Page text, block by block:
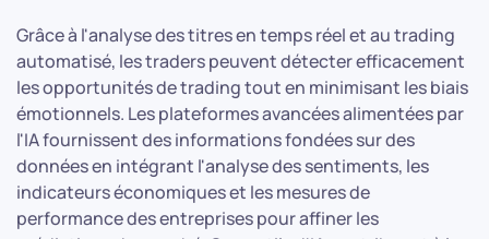
Grâce à l'analyse des titres en temps réel et au trading
automatisé, les traders peuvent détecter efficacement
les opportunités de trading tout en minimisant les biais
émotionnels. Les plateformes avancées alimentées par
l'IA fournissent des informations fondées sur des
données en intégrant l'analyse des sentiments, les
indicateurs économiques et les mesures de
performance des entreprises pour affiner les